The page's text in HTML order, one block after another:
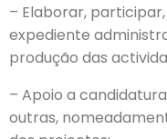
– Elaborar,
expediente
produção das
– Apoio a
outras,